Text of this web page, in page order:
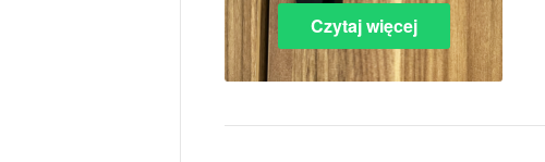
Czytaj więcej